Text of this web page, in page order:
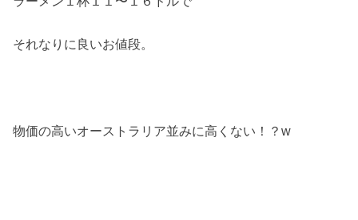
それなりに良いお値段。
物価の高いオーストラリア並みに高くない！？w